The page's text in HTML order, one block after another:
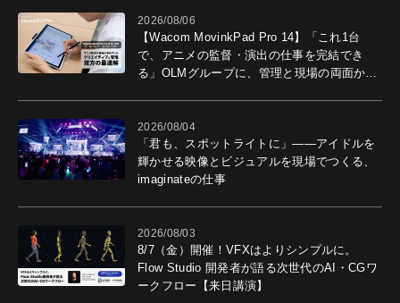
2026/08/06
【Wacom MovinkPad Pro 14】「これ1台
で、アニメの監督・演出の仕事を完結でき
る」OLMグループに、管理と現場の両面から
2026/08/04
「君も、スポットライトに」――アイドルを
輝かせる映像とビジュアルを現場でつくる、
imaginateの仕事
2026/08/03
8/7（金）開催！VFXはよりシンプルに。
Flow Studio 開発者が語る次世代のAI・CGワ
ークフロー【来日講演】